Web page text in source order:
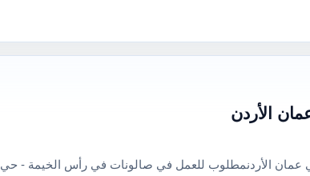
الأردن
الأردنمطلوب للعمل في صالونات في رأس الخيمة - حي